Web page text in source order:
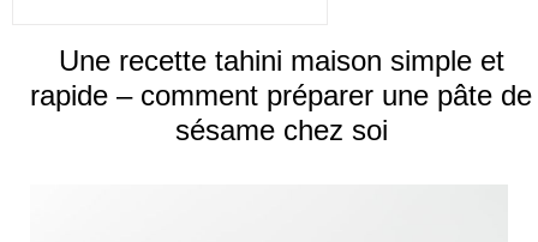
Une recette tahini maison simple et
rapide – comment préparer une pâte de
sésame chez soi